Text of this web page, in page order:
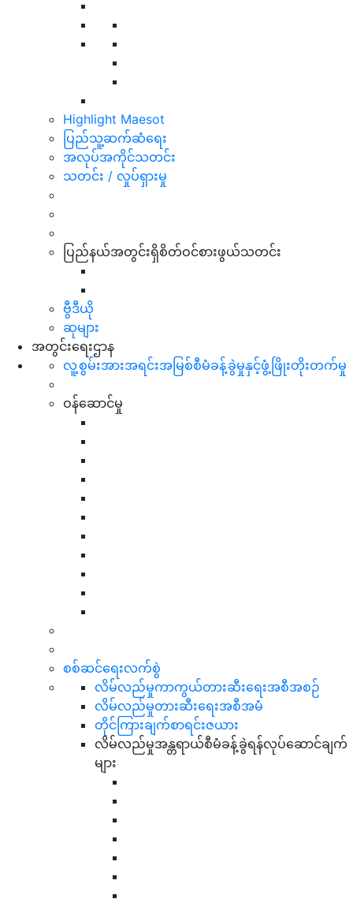
Highlight Maesot
ပြည်သူ့ဆက်ဆံရေး
အလုပ်အကိုင်သတင်း
သတင်း / လှုပ်ရှားမှု
ပြည်နယ်အတွင်းရှိစိတ်ဝင်စားဖွယ်သတင်း
ဗွီဒီယို
ဆုများ
အတွင်းရေးဌာန
လူ့စွမ်းအားအရင်းအမြစ်စီမံခန့်ခွဲမှုနှင့်ဖွံ့ဖြိုးတိုးတက်မှု
ဝန်ဆောင်မှု
စစ်ဆင်ရေးလက်စွဲ
လိမ်လည်မှုကာကွယ်တားဆီးရေးအစီအစဉ်
လိမ်လည်မှုတားဆီးရေးအစီအမံ
တိုင်ကြားချက်စာရင်းဇယား
လိမ်လည်မှုအန္တရာယ်စီမံခန့်ခွဲရန်လုပ်ဆောင်ချက်
များ